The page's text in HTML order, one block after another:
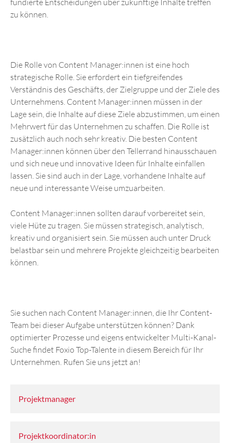
zu können.
Die Rolle von Content Manager:innen ist eine hoch
strategische Rolle. Sie erfordert ein tiefgreifendes
Verständnis des Geschäfts, der Zielgruppe und der Ziele des
Unternehmens. Content Manager:innen müssen in der
Lage sein, die Inhalte auf diese Ziele abzustimmen, um einen
Mehrwert für das Unternehmen zu schaffen. Die Rolle ist
zusätzlich auch noch sehr kreativ. Die besten Content
Manager:innen können über den Tellerrand hinausschauen
und sich neue und innovative Ideen für Inhalte einfallen
lassen. Sie sind auch in der Lage, vorhandene Inhalte auf
neue und interessante Weise umzuarbeiten.
Content Manager:innen sollten darauf vorbereitet sein,
viele Hüte zu tragen. Sie müssen strategisch, analytisch,
kreativ und organisiert sein. Sie müssen auch unter Druck
belastbar sein und mehrere Projekte gleichzeitig bearbeiten
können.
Sie suchen nach Content Manager:innen, die Ihr Content-
Team bei dieser Aufgabe unterstützen können? Dank
optimierter Prozesse und eigens entwickelter Multi-Kanal-
Suche findet Foxio Top-Talente in diesem Bereich für Ihr
Unternehmen. Rufen Sie uns jetzt an!
Projektmanager
Projektkoordinator:in